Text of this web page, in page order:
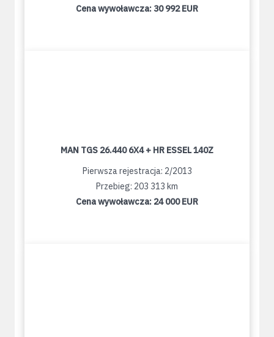
Cena wywoławcza: 30 992 EUR
MAN TGS 26.440 6X4 + HR ESSEL 140Z
Pierwsza rejestracja: 2/2013
Przebieg: 203 313 km
Cena wywoławcza: 24 000 EUR